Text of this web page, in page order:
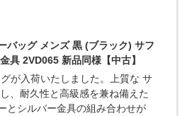
バッグ メンズ 黒 (ブラック) サフ
具 2VD065 新品同様【中古】
が入荷いたしました。上質な サ
、耐久性と高級感を兼ね備えた
とシルバー金具の組み合わせが